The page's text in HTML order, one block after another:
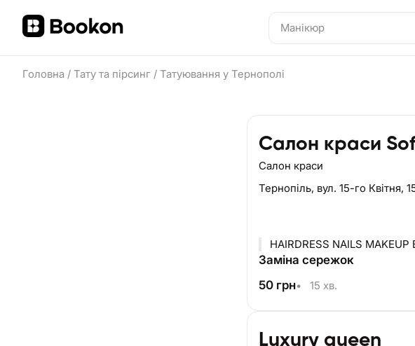
Головна / Тату та пірсинг / Татуювання у Тернополі
Салон краси
Салон краси
Тернопіль, вул. 15-го Квітня,
HAIRDRESS NAILS MAKEUP
Заміна сережок
50 грн• 15 хв.
Luxury queen